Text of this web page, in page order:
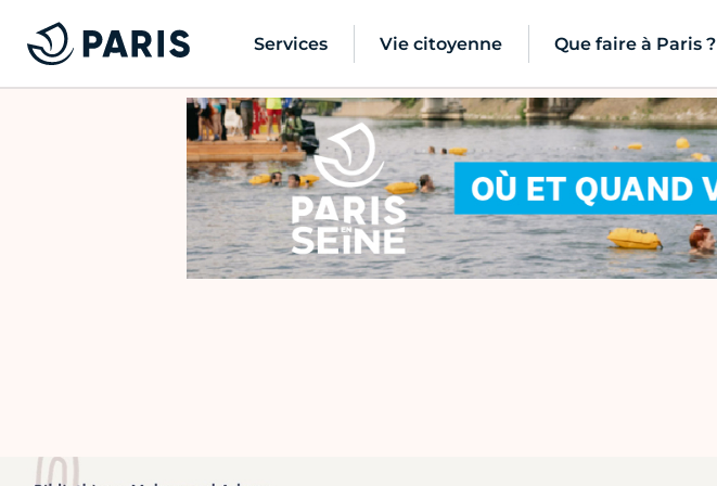
Services Vie citoyenne Que faire à Paris ?